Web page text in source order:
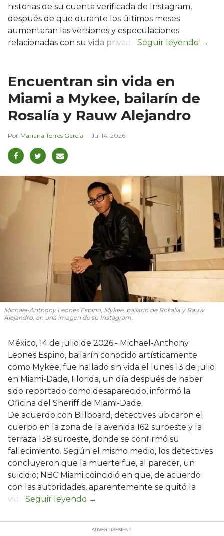
historias de su cuenta verificada de Instagram,
después de que durante los últimos meses
aumentaran las versiones y especulaciones
relacionadas con su vida privada.
Encuentran sin vida en
Miami a Mykee, bailarín de
Rosalía y Rauw Alejandro
Mariana Torres García Jul 14, 2026
Michael-Anthony Leones Espino, Mykee, bailarín de Rosalía y Rauw
Alejandro, en una imagen de su Instagram.
México, 14 de julio de 2026.- Michael-Anthony
Leones Espino, bailarín conocido artísticamente
como Mykee, fue hallado sin vida el lunes 13 de julio
en Miami-Dade, Florida, un día después de haber
sido reportado como desaparecido, informó la
Oficina del Sheriff de Miami-Dade.
De acuerdo con Billboard, detectives ubicaron el
cuerpo en la zona de la avenida 162 suroeste y la
terraza 138 suroeste, donde se confirmó su
fallecimiento. Según el mismo medio, los detectives
concluyeron que la muerte fue, al parecer, un
suicidio; NBC Miami coincidió en que, de acuerdo
con las autoridades, aparentemente se quitó la
vida.